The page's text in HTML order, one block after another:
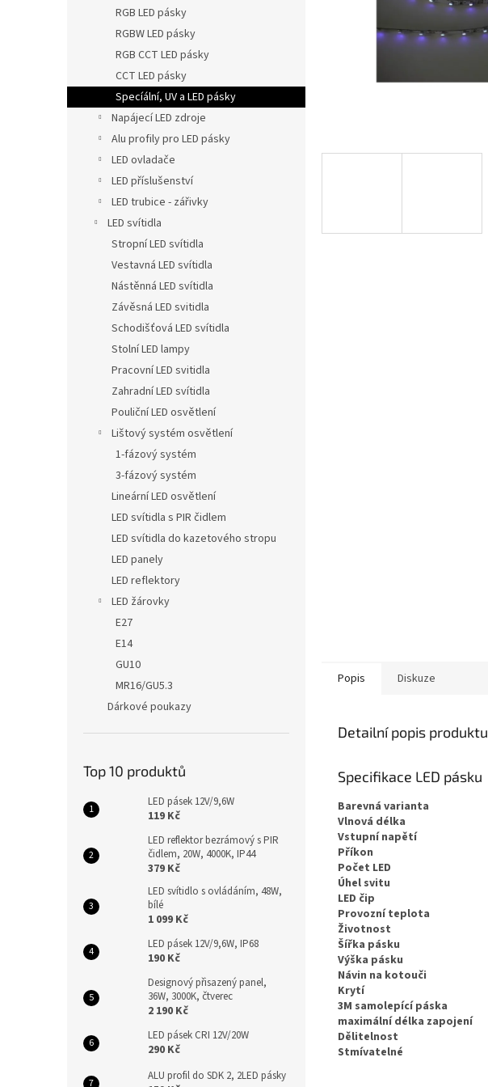
RGB LED pásky
RGBW LED pásky
RGB CCT LED pásky
CCT LED pásky
Specíální, UV a LED pásky
Napájecí LED zdroje
Alu profily pro LED pásky
LED ovladače
LED příslušenství
LED trubice - zářivky
LED svítidla
Stropní LED svítidla
Vestavná LED svítidla
Nástěnná LED svítidla
Závěsná LED svitidla
Schodišťová LED svítidla
Stolní LED lampy
Pracovní LED svitidla
Zahradní LED svítidla
Pouliční LED osvětlení
Lištový systém osvětlení
1-fázový systém
3-fázový systém
Lineární LED osvětlení
LED svítidla s PIR čidlem
LED svítidla do kazetového stropu
LED panely
LED reflektory
LED žárovky
E27
E14
GU10
MR16/GU5.3
Dárkové poukazy
Top 10 produktů
LED pásek 12V/9,6W
119 Kč
LED reflektor bezrámový s PIR
čidlem, 20W, 4000K, IP44
379 Kč
LED svítidlo s ovládáním, 48W,
bílé
1 099 Kč
LED pásek 12V/9,6W, IP68
190 Kč
Designový přisazený panel,
36W, 3000K, čtverec
2 190 Kč
LED pásek CRI 12V/20W
290 Kč
ALU profil do SDK 2, 2LED pásky
Popis Diskuze
Detailní popis produktu
Specifikace LED pásku
Barevná varianta
Vlnová délka
Vstupní napětí
Příkon
Počet LED
Úhel svitu
LED čip
Provozní teplota
Životnost
Šířka pásku
Výška pásku
Návin na kotouči
Krytí
3M samolepící páska
maximální délka zapojení
Dělitelnost
Stmívatelné